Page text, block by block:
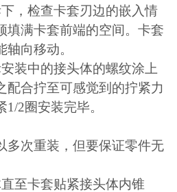
，检查卡套刃边的嵌入情
填满卡套前端的空间。卡套
向移动。
装中的接头体的螺纹涂上
配合拧至可感觉到的拧紧力
2圈安装完毕。
多次重装，但要保证零件无
至卡套贴紧接头体内锥